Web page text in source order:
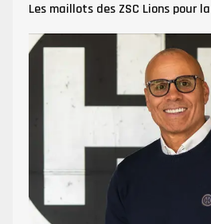
Les maillots des ZSC Lions pour